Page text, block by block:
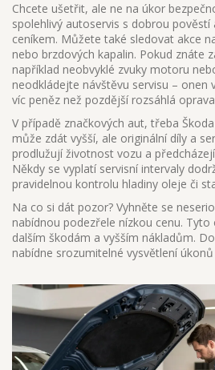
Chcete ušetřit, ale ne na úkor
spolehlivý autoservis s dobrou pověstí
ceníkem. Můžete také sledovat akce
nebo brzdových kapalin. Pokud znáte
například neobvyklé zvuky motoru
neodkládejte návštěvu servisu – onen
víc peněz než pozdější rozsáhlá
V případě značkových aut, třeba
může zdát vyšší, ale originální díly a
prodlužují životnost vozu a
Někdy se vyplatí servisní intervaly
pravidelnou kontrolu hladiny oleje či
Na co si dát pozor? Vyhněte se
nabídnou podezřele nízkou cenu.
dalším škodám a vyšším nákladům.
nabídne srozumitelné vysvětlení úkonů